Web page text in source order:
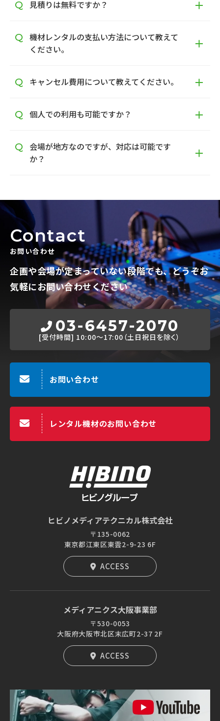
見積りは無料ですか？
機材レンタルの支払い方法について教えて
ください。
キャンセル費用について教えてください。
個人での利用も可能ですか？
会場が地方なのですが、対応は可能です
か？
Contact
お問い合わせ
企画や会場が定まっていない段階でも、どうぞお
気軽にお問い合わせください
03-6457-2070
[受付時間] 10:00～17:00（土日祝日を除く）
お問い合わせ
レンタル機材のお問い合わせ
ヒビノメディアテクニカル株式会社
〒135-0062
東京都江東区東雲2-9-23 6F
ACCESS
メディアニクス大阪事業部
〒530-0053
大阪府大阪市北区末広町2-37 2F
ACCESS